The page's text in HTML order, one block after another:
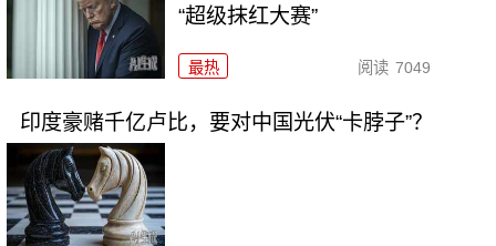
“超级抹红大赛”
最热 阅读 7049
印度豪赌千亿卢比，要对中国光伏“卡脖子”？